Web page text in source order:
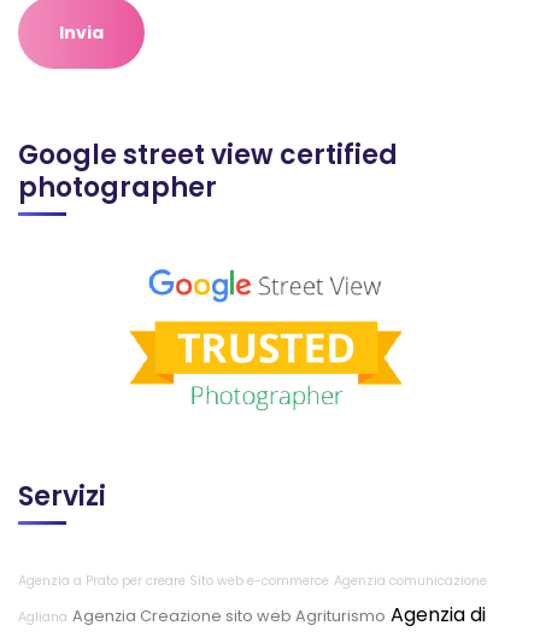
Google street view certified
photographer
Servizi
Agenzia a Prato per creare Sito web e-commerce Agenzia comunicazione
Agliana Agenzia Creazione sito web Agriturismo Agenzia di